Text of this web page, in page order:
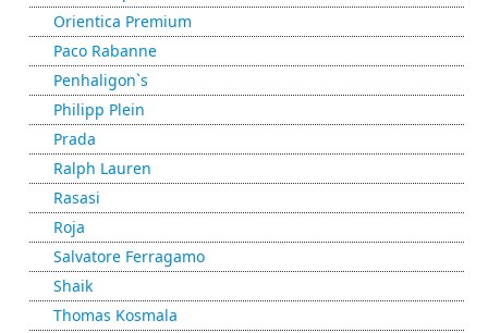
Orientica Premium
Paco Rabanne
Penhaligon`s
Philipp Plein
Prada
Ralph Lauren
Rasasi
Roja
Salvatore Ferragamo
Shaik
Thomas Kosmala